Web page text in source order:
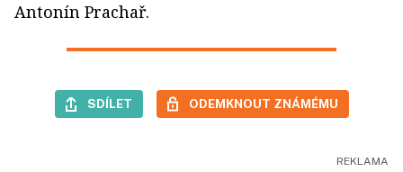
Antonín Prachař.
SDÍLET ODEMKNOUT ZNÁMÉMU